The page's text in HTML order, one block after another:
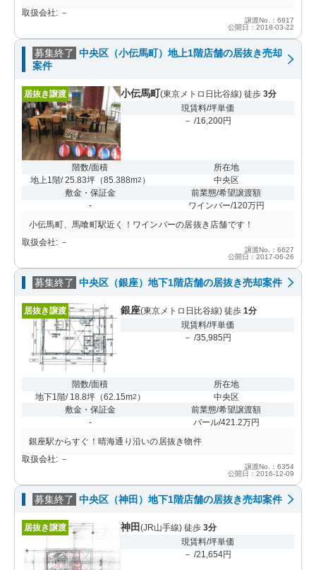
取扱会社: －
譲渡No.：6817
公開日：2018-03-22
募集終了 中央区（小伝馬町）地上1階店舗の居抜き売却
案件
居抜き譲渡 小伝馬町(東京メトロ日比谷線) 徒歩 3分
現賃料/坪単価
－ /16,200円
階数/面積
地上1階/ 25.83坪（85.388m2 ）
所在地
中央区
敷金・保証金
-
前業態/希望譲渡額
ワインバー/120万円
小伝馬町、馬喰町駅近く！ワインバーの居抜き店舗です！
取扱会社: －
譲渡No.：6627
公開日：2017-06-26
募集終了 中央区（銀座）地下1階店舗の居抜き売却案件
居抜き譲渡 銀座(東京メトロ日比谷線) 徒歩 1分
現賃料/坪単価
－ /35,985円
階数/面積
地下1階/ 18.8坪（62.15m2 ）
所在地
中央区
敷金・保証金
-
前業態/希望譲渡額
バール/421.2万円
銀座駅からすぐ！晴海通り沿いの居抜き物件
取扱会社: －
譲渡No.：6354
公開日：2016-12-09
募集終了 中央区（神田）地下1階店舗の居抜き売却案件
居抜き譲渡 神田 (JR山手線) 徒歩 3分
現賃料/坪単価
－ /21,654円